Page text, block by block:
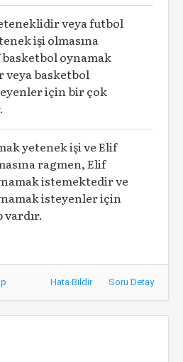
veya futbol
işi olmasına
oynamak
basketbol
için bir çok
yetenek işi ve Elif
ragmen, Elif
istemektedir ve
isteyenler için
Hata Bildir Soru Detay